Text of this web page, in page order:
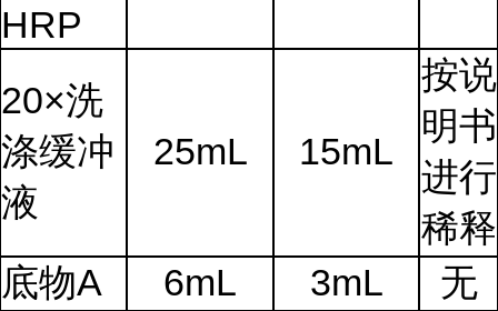
HRP
20×洗
涤缓冲
液
25mL 15mL
按说
明书
进行
稀释
底物A
6mL 3mL
无